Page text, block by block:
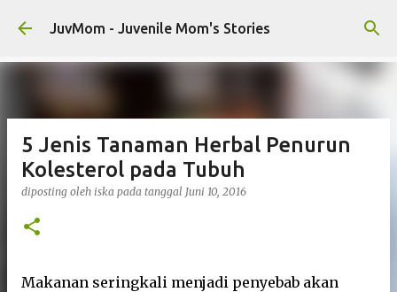
Langsung ke konten utama
JuvMom - Juvenile Mom's Stories
5 Jenis Tanaman Herbal Penurun
Kolesterol pada Tubuh
diposting oleh iska pada tanggal Juni 10, 2016
Makanan seringkali menjadi penyebab akan